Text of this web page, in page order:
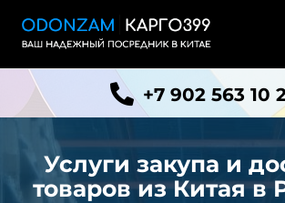
+7 902 563 10
Услуги закупа и
товаров из Китая в